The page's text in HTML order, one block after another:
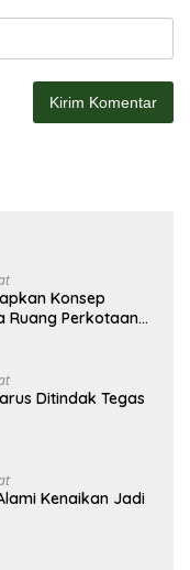
Konsep
Ruang Perkotaan
Ditindak Tegas
Kenaikan Jadi